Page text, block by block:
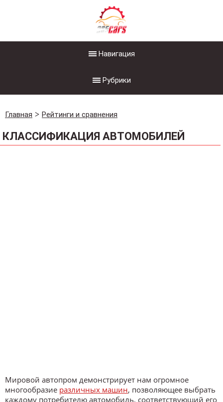
Навигация
Рубрики
Главная Рейтинги и сравнения
КЛАССИФИКАЦИЯ АВТОМОБИЛЕЙ
Мировой автопром демонстрирует нам огромное
многообразие различных машин, позволяющее выбрать
каждому потребителю автомобиль, соответствующий его